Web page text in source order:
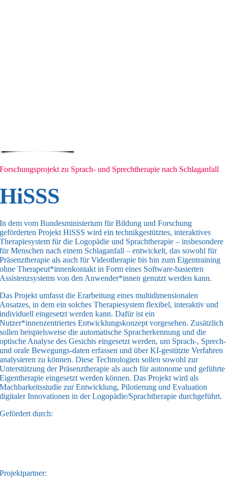
Forschungsprojekt zu Sprach- und Sprechtherapie nach Schlaganfall
HiSSS
In dem vom Bundesministerium für Bildung und Forschung
geförderten Projekt HiSSS wird ein technikgestütztes, interaktives
Therapiesystem für die Logopädie und Sprachtherapie – insbesondere
für Menschen nach einem Schlaganfall – entwickelt, das sowohl für
Präsenztherapie als auch für Videotherapie bis hin zum Eigentraining
ohne Therapeut*innenkontakt in Form eines Software-basierten
Assistenzsystems von den Anwender*innen genutzt werden kann.
Das Projekt umfasst die Erarbeitung eines multidimensionalen
Ansatzes, in dem ein solches Therapiesystem flexibel, interaktiv und
individuell eingesetzt werden kann. Dafür ist ein
Nutzer*innenzentriertes Entwicklungskonzept vorgesehen. Zusätzlich
sollen beispielsweise die automatische Spracherkennung und die
optische Analyse des Gesichts eingesetzt werden, um Sprach-, Sprech-
und orale Bewegungs-daten erfassen und über KI-gestützte Verfahren
analysieren zu können. Diese Technologien sollen sowohl zur
Unterstützung der Präsenztherapie als auch für autonome und geführte
Eigentherapie eingesetzt werden können. Das Projekt wird als
Machbarkeitsstudie zur Entwicklung, Pilotierung und Evaluation
digitaler Innovationen in der Logopädie/Sprachtherapie durchgeführt.
Gefördert durch:
Projektpartner: